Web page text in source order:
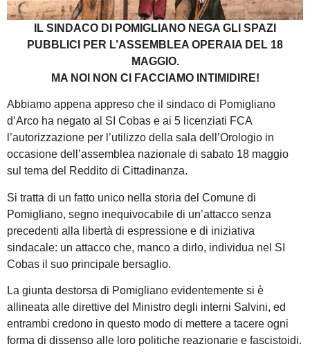
IL SINDACO DI POMIGLIANO NEGA GLI SPAZI
PUBBLICI PER L’ASSEMBLEA OPERAIA DEL 18
MAGGIO.
MA NOI NON CI FACCIAMO INTIMIDIRE!
Abbiamo appena appreso che il sindaco di Pomigliano
d’Arco ha negato al SI Cobas e ai 5 licenziati FCA
l’autorizzazione per l’utilizzo della sala dell’Orologio in
occasione dell’assemblea nazionale di sabato 18 maggio
sul tema del Reddito di Cittadinanza.
Si tratta di un fatto unico nella storia del Comune di
Pomigliano, segno inequivocabile di un’attacco senza
precedenti alla libertà di espressione e di iniziativa
sindacale: un attacco che, manco a dirlo, individua nel SI
Cobas il suo principale bersaglio.
La giunta destorsa di Pomigliano evidentemente si è
allineata alle direttive del Ministro degli interni Salvini, ed
entrambi credono in questo modo di mettere a tacere ogni
forma di dissenso alle loro politiche reazionarie e fascistoidi.